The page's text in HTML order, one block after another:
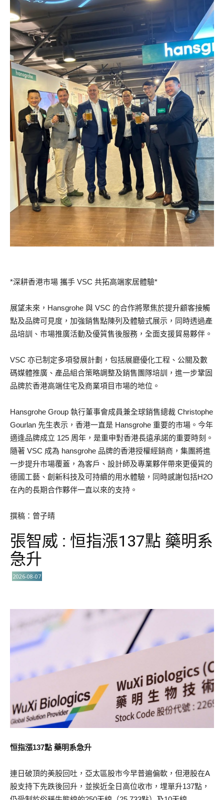
*深耕香港市場 攜手 VSC 共拓高端家居體驗*
展望未來，Hansgrohe 與 VSC 的合作將聚焦於提升顧客接觸
點及品牌可見度，加強銷售點陳列及體驗式展示，同時透過產
品培訓、市場推廣活動及優質售後服務，全面支援貿易夥伴。
VSC 亦已制定多項發展計劃，包括展廳優化工程、公關及數
碼媒體推廣、產品組合策略調整及銷售團隊培訓，進一步鞏固
品牌於香港高端住宅及商業項目市場的地位。
Hansgrohe Group 執行董事會成員兼全球銷售總裁 Christophe
Gourlan 先生表示，香港一直是 Hansgrohe 重要的市場。今年
適逢品牌成立 125 周年，是重申對香港長遠承諾的重要時刻。
隨著 VSC 成為 hansgrohe 品牌的香港授權經銷商，集團將進
一步提升市場覆蓋，為客戶、設計師及專業夥伴帶來更優質的
德國工藝、創新科技及可持續的用水體驗，同時感謝包括H2O
在內的長期合作夥伴一直以來的支持。
撰稿：曾子晴
張智威 : 恒指漲137點 藥明系
急升
2026-08-07
恒指漲137點 藥明系急升
連日破頂的美股回吐，亞太區股市今早普遍偏軟，但港股在A
股支持下先跌後回升，並挨近全日高位收市，埋單升137點，